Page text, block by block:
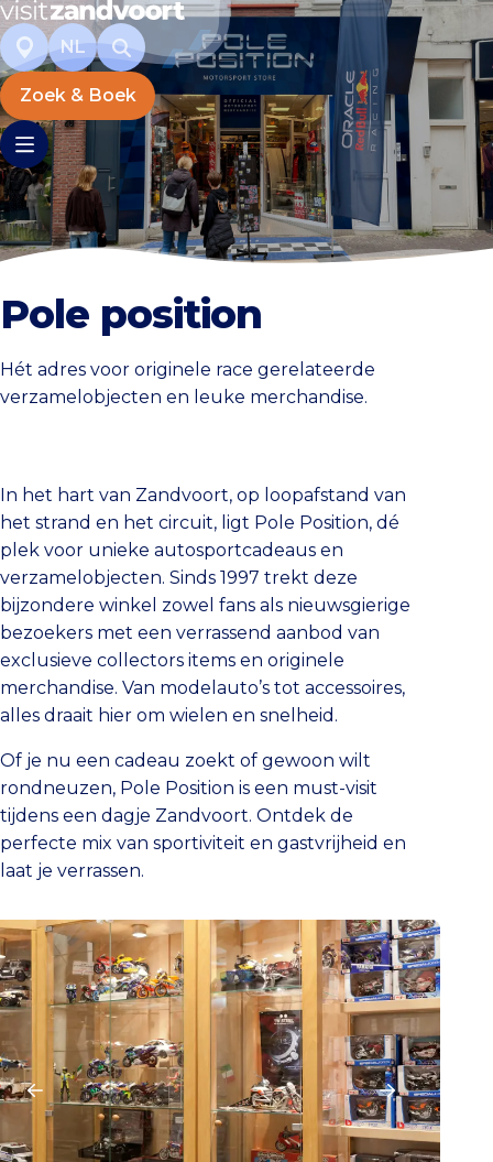
NL
Zoek & Boek
Pole position
Hét adres voor originele race gerelateerde
verzamelobjecten en leuke merchandise.
In het hart van Zandvoort, op loopafstand van
het strand en het circuit, ligt Pole Position, dé
plek voor unieke autosportcadeaus en
verzamelobjecten. Sinds 1997 trekt deze
bijzondere winkel zowel fans als nieuwsgierige
bezoekers met een verrassend aanbod van
exclusieve collectors items en originele
merchandise. Van modelauto’s tot accessoires,
alles draait hier om wielen en snelheid.
Of je nu een cadeau zoekt of gewoon wilt
rondneuzen, Pole Position is een must-visit
tijdens een dagje Zandvoort. Ontdek de
perfecte mix van sportiviteit en gastvrijheid en
laat je verrassen.